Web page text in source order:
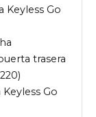
Keyless Go
trasera
Go